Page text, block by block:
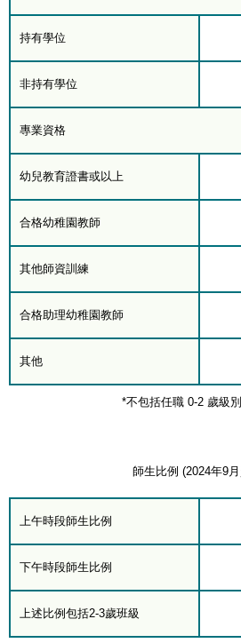
持有學位
非持有學位
專業資格
幼兒教育證書或以上
合格幼稚園教師
其他師資訓練
合格助理幼稚園教師
其他
*不包括任職 0-2 歲級
師生比例 (2024年9
上午時段師生比例
下午時段師生比例
上述比例包括2-3歲班級